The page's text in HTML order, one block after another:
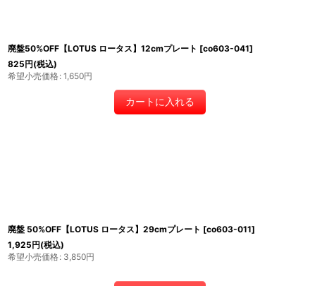
廃盤50%OFF【LOTUS ロータス】12cmプレート [co603-041]
825円(税込)
希望小売価格: 1,650円
カートに入れる
廃盤 50%OFF【LOTUS ロータス】29cmプレート [co603-011]
1,925円(税込)
希望小売価格: 3,850円